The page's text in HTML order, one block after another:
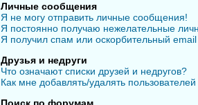
Личные сообщения
Я не могу отправить личные сообщения!
Я постоянно получаю нежелательные
Я получил спам или оскорбительный
Друзья и недруги
Что означают списки друзей и недругов?
Как мне добавлять/удалять